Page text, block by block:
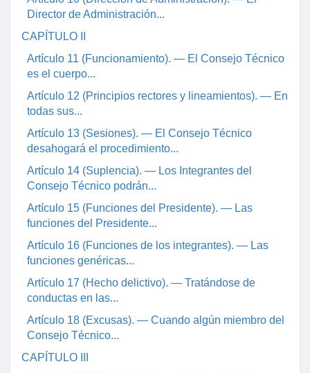
Director de Administración...
CAPÍTULO II
Artículo 11 (Funcionamiento). — El Consejo Técnico
es el cuerpo...
Artículo 12 (Principios rectores y lineamientos). — En
todas sus...
Artículo 13 (Sesiones). — El Consejo Técnico
desahogará el procedimiento...
Artículo 14 (Suplencia). — Los Integrantes del
Consejo Técnico podrán...
Artículo 15 (Funciones del Presidente). — Las
funciones del Presidente...
Artículo 16 (Funciones de los integrantes). — Las
funciones genéricas...
Artículo 17 (Hecho delictivo). — Tratándose de
conductas en las...
Artículo 18 (Excusas). — Cuando algún miembro del
Consejo Técnico...
CAPÍTULO III